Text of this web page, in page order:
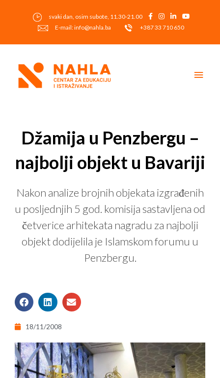
svaki dan, osim subote, 11.30-21.00
E-mail: info@nahla.ba
+387 33 710 650
Džamija u Penzbergu –
najbolji objekt u Bavariji
Nakon analize brojnih objekata izgrađenih
u posljednjih 5 god. komisija sastavljena od
četverice arhitekata nagradu za najbolji
objekt dodijelila je Islamskom forumu u
Penzbergu.
18/11/2008